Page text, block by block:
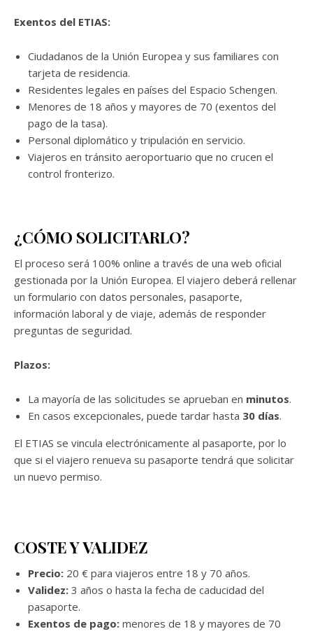
Exentos del ETIAS:
Ciudadanos de la Unión Europea y sus familiares con
tarjeta de residencia.
Residentes legales en países del Espacio Schengen.
Menores de 18 años y mayores de 70 (exentos del
pago de la tasa).
Personal diplomático y tripulación en servicio.
Viajeros en tránsito aeroportuario que no crucen el
control fronterizo.
¿CÓMO SOLICITARLO?
El proceso será 100% online a través de una web oficial
gestionada por la Unión Europea. El viajero deberá rellenar
un formulario con datos personales, pasaporte,
información laboral y de viaje, además de responder
preguntas de seguridad.
Plazos:
La mayoría de las solicitudes se aprueban en minutos.
En casos excepcionales, puede tardar hasta 30 días.
El ETIAS se vincula electrónicamente al pasaporte, por lo
que si el viajero renueva su pasaporte tendrá que solicitar
un nuevo permiso.
COSTE Y VALIDEZ
Precio: 20 € para viajeros entre 18 y 70 años.
Validez: 3 años o hasta la fecha de caducidad del
pasaporte.
Exentos de pago: menores de 18 y mayores de 70